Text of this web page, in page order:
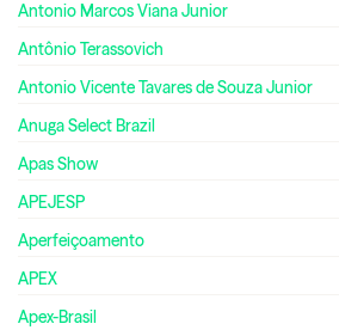
Antonio Marcos Viana Junior
Antônio Terassovich
Antonio Vicente Tavares de Souza Junior
Anuga Select Brazil
Apas Show
APEJESP
Aperfeiçoamento
APEX
Apex-Brasil